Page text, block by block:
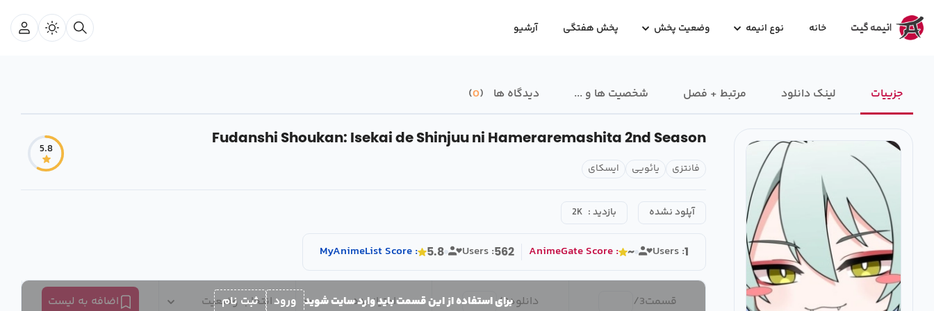
خانه نوع انیمه وضعیت پخش پخش هفتگی آرشیو
جزییات لینک دانلود مرتبط + فصل شخصیت ها و ... دیدگاه ها 0
Fudanshi Shoukan: Isekai de Shinjuu ni Hameraremashita 2nd Season
فانتزی یائویی ایسکای
5.8
آپلود نشده بازدید : 2K
MyAnimeListScore : 5.8 Users :562 AnimeGateScore : ~ Users :1
قسمت3
/ دانلود3
/ امتیاز بده انتخاب وضعیت اضافه به لیست برای استفاده از این قسمت باید وارد سایت شوید ورود ثبت نام